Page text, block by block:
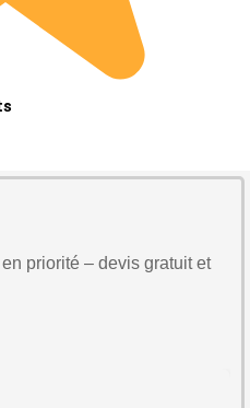
priorité – devis gratuit et